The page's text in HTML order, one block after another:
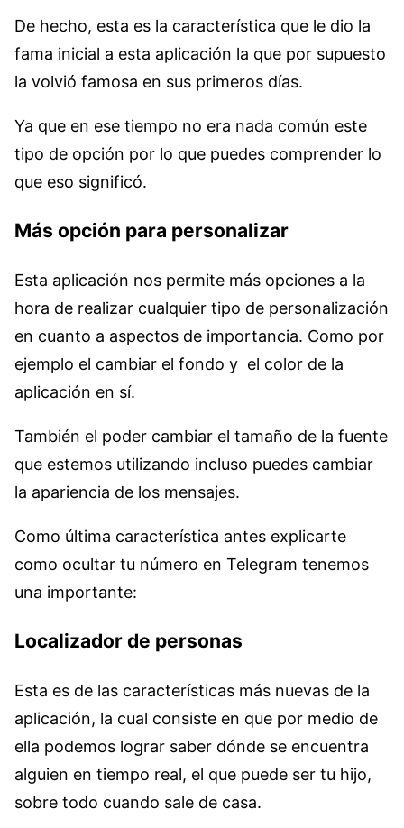
De hecho, esta es la característica que le dio la
fama inicial a esta aplicación la que por supuesto
la volvió famosa en sus primeros días.
Ya que en ese tiempo no era nada común este
tipo de opción por lo que puedes comprender lo
que eso significó.
Más opción para personalizar
Esta aplicación nos permite más opciones a la
hora de realizar cualquier tipo de personalización
en cuanto a aspectos de importancia. Como por
ejemplo el cambiar el fondo y el color de la
aplicación en sí.
También el poder cambiar el tamaño de la fuente
que estemos utilizando incluso puedes cambiar
la apariencia de los mensajes.
Como última característica antes explicarte
como ocultar tu número en Telegram tenemos
una importante:
Localizador de personas
Esta es de las características más nuevas de la
aplicación, la cual consiste en que por medio de
ella podemos lograr saber dónde se encuentra
alguien en tiempo real, el que puede ser tu hijo,
sobre todo cuando sale de casa.